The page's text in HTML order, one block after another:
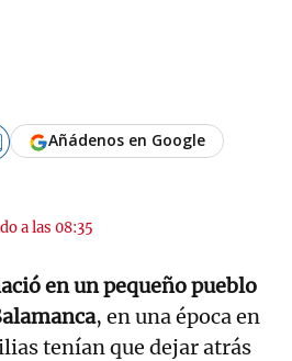
a las 08:35
Añádenos en Google
en un pequeño pueblo
, en una época en
tenían que dejar atrás